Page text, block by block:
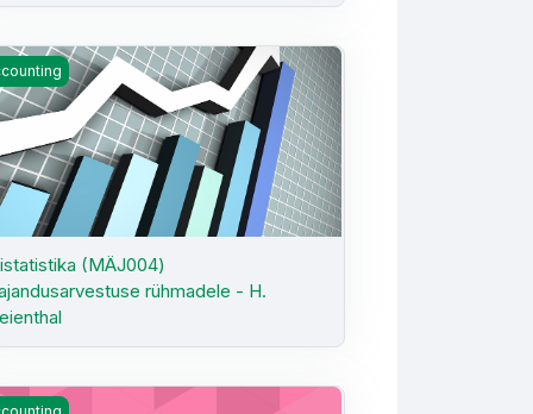
(MÄJ004) majandusarvestuse rühmadele - H. Freienthal
(MÄJ004)
rühmadele - H.
esinemine ( MA0406) KMA51/61 - J. Uljas